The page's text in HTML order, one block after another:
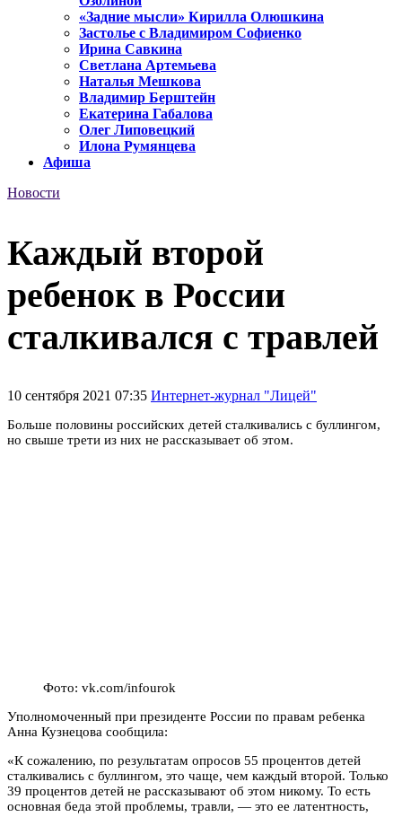
«Задние мысли» Кирилла Олюшкина
Застолье с Владимиром Софиенко
Ирина Савкина
Светлана Артемьева
Наталья Мешкова
Владимир Берштейн
Екатерина Габалова
Олег Липовецкий
Илона Румянцева
Афиша
Новости
Каждый второй
ребенок в России
сталкивался с травлей
10 сентября 2021 07:35 Интернет-журнал "Лицей"
Больше половины российских детей сталкивались с буллингом,
но свыше трети из них не рассказывает об этом.
Фото: vk.com/infourok
Уполномоченный при президенте России по правам ребенка
Анна Кузнецова сообщила:
«К сожалению, по результатам опросов 55 процентов детей
сталкивались с буллингом, это чаще, чем каждый второй. Только
39 процентов детей не рассказывают об этом никому. То есть
основная беда этой проблемы, травли, — это ее латентность,